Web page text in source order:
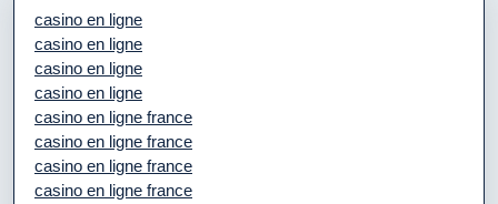
casino en ligne
casino en ligne
casino en ligne
casino en ligne
casino en ligne france
casino en ligne france
casino en ligne france
casino en ligne france